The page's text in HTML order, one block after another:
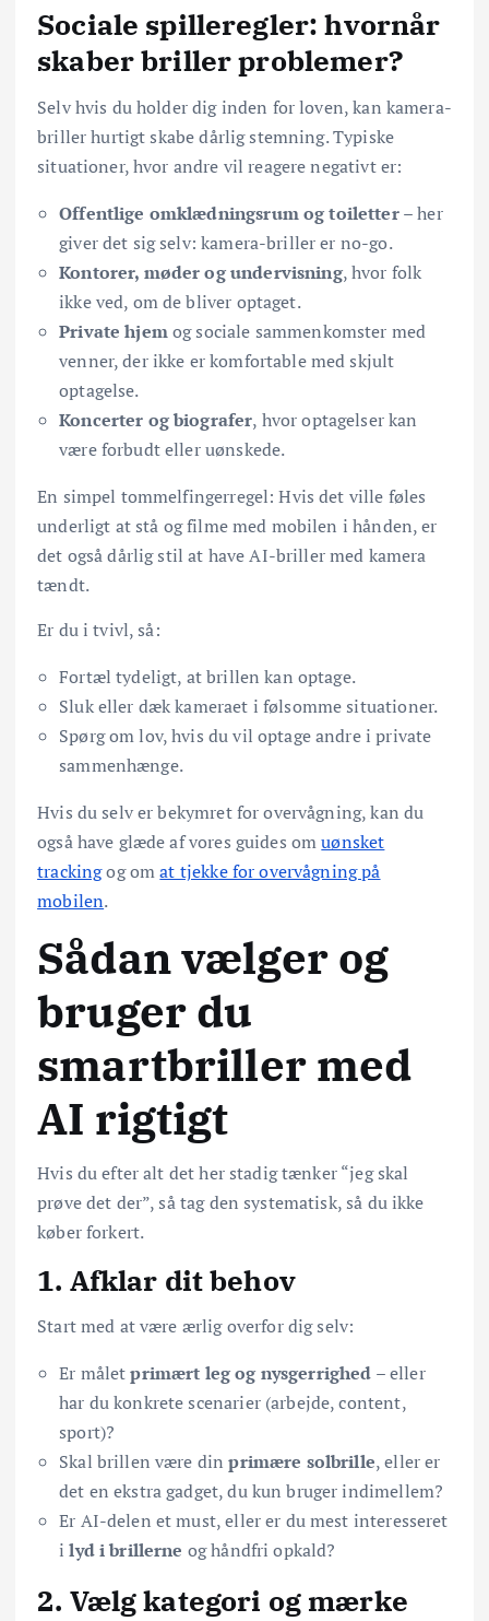
Sociale spilleregler: hvornår
skaber briller problemer?
Selv hvis du holder dig inden for loven, kan kamera-
briller hurtigt skabe dårlig stemning. Typiske
situationer, hvor andre vil reagere negativt er:
Offentlige omklædningsrum og toiletter– her
giver det sig selv: kamera-briller er no-go.
Kontorer, møder og undervisning, hvor folk
ikke ved, om de bliver optaget.
Private hjemog sociale sammenkomster med
venner, der ikke er komfortable med skjult
optagelse.
Koncerter og biografer, hvor optagelser kan
være forbudt eller uønskede.
En simpel tommelfingerregel: Hvis det ville føles
underligt at stå og filme med mobilen i hånden, er
det også dårlig stil at have AI-briller med kamera
tændt.
Er du i tvivl, så:
Fortæl tydeligt, at brillen kan optage.
Sluk eller dæk kameraet i følsomme situationer.
Spørg om lov, hvis du vil optage andre i private
sammenhænge.
Hvis du selv er bekymret for overvågning, kan du
også have glæde af vores guides omuønsket
trackingog omat tjekke for overvågning på
mobilen.
Sådan vælger og
bruger du
smartbriller med
AI rigtigt
Hvis du efter alt det her stadig tænker “jeg skal
prøve det der”, så tag den systematisk, så du ikke
køber forkert.
1. Afklar dit behov
Start med at være ærlig overfor dig selv:
Er måletprimært leg og nysgerrighed – eller
har du konkrete scenarier (arbejde, content,
sport)?
Skal brillen være dinprimære solbrille, eller er
det en ekstra gadget, du kun bruger indimellem?
Er AI-delen et must, eller er du mest interesseret
ilyd i brillerne og håndfri opkald?
2. Vælg kategori og mærke